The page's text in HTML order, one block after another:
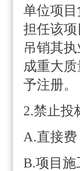
单位项
担任该
吊销其
成重大
予注册。
2.禁止投
A.直接费
B.项目施